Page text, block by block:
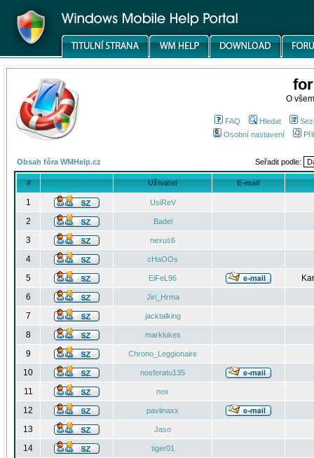
O
FAQ Hledat
Osobní nastavení
Obsah fóra WMHelp.cz Seřadit podle:
# Uživatel E-mail
1 UsiReV
2 Badel
3 nexus6
4 cHaOOs
5 EiFeL96
6
Jiri_Hrma
7 jacktalking
8 marklukes
9 Chrono_Leggionaire
10 nosferatu135
11 nox
12 pavlinaxx
13 Jaso
14 tiger01